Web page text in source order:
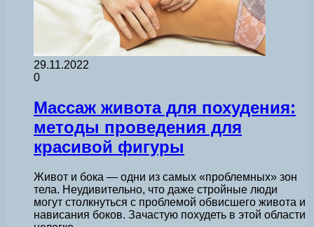
29.11.2022
0
Массаж живота для похудения:
методы проведения для
красивой фигуры
Живот и бока — одни из самых «проблемных» зон
тела. Неудивительно, что даже стройные люди
могут столкнуться с проблемой обвисшего живота и
нависания боков. Зачастую похудеть в этой области